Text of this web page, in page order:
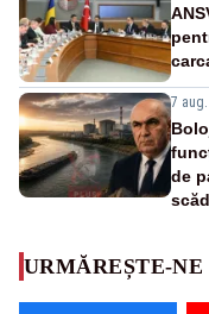
7 aug.
de
URMĂREȘTE-NE